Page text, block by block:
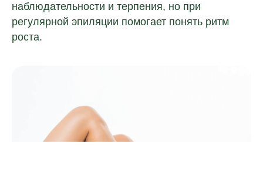
наблюдательности и терпения, но при
регулярной эпиляции помогает понять ритм
роста.
Остались вопросы?